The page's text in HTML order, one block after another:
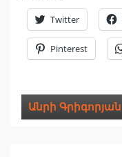
Twitter
Pinterest
Անրի Գրիգորյան